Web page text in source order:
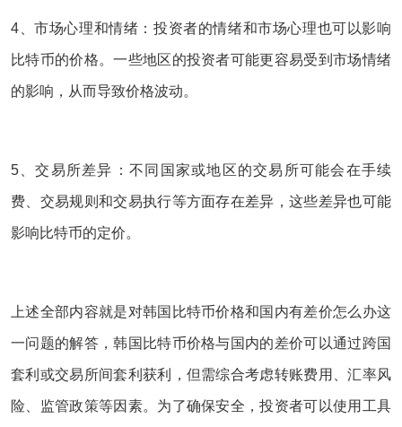
4、市场心理和情绪：投资者的情绪和市场心理也可以影响
比特币的价格。一些地区的投资者可能更容易受到市场情绪
的影响，从而导致价格波动。
5、交易所差异‌：不同国家或地区的交易所可能会在手续
费、交易规则和交易执行等方面存在差异，这些差异也可能
影响比特币的定价‌。‌
上述全部内容就是对韩国比特币价格和国内有差价怎么办这
一问题的解答，韩国比特币价格与国内的差价可以通过跨国
套利或交易所间套利获利，但需综合考虑转账费用、汇率风
险、监管政策等因素。为了确保安全，投资者可以使用工具